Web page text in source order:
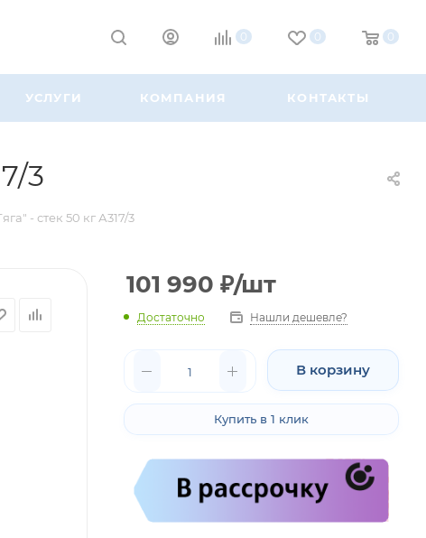
0 0 0
УСЛУГИ КОМПАНИЯ КОНТАКТЫ
3
- стек 50 кг А317/3
101 990 ₽/шт
Достаточно Нашли дешевле?
В корзину
Купить в 1 клик